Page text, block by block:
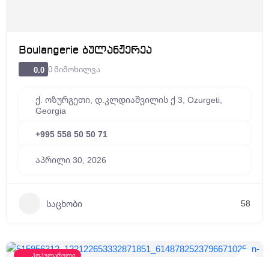
Boulangerie ბულანჟერეა
0.0 0 მიმოხილვა
ქ. ოზურგეთი, დ.კლდიაშვილის ქ 3, Ozurgeti,
Georgia
+995 558 50 50 71
აპრილი 30, 2026
საცხობი 58
პოპულარული